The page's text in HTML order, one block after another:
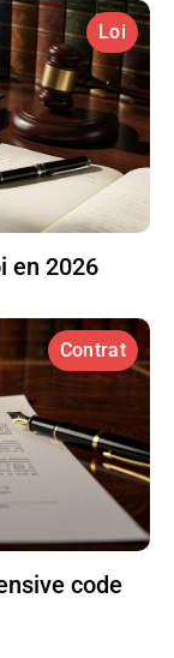
Loi
en 2026
Contrat
code